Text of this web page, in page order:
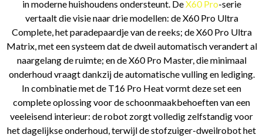
in moderne huishoudens ondersteunt. DeX60 Pro-serie
vertaalt die visie naar drie modellen: de X60 Pro Ultra
Complete, het paradepaardje van de reeks; de X60 Pro Ultra
Matrix, met een systeem dat de dweil automatisch verandert al
naargelang de ruimte; en de X60 Pro Master, die minimaal
onderhoud vraagt dankzij de automatische vulling en lediging.
In combinatie met de T16 Pro Heat vormt deze set een
complete oplossing voor de schoonmaakbehoeften van een
veeleisend interieur: de robot zorgt volledig zelfstandig voor
het dagelijkse onderhoud, terwijl de stofzuiger-dweilrobot het